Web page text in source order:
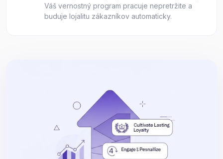
Váš vernostný program pracuje nepretržite a
buduje lojalitu zákazníkov automaticky.